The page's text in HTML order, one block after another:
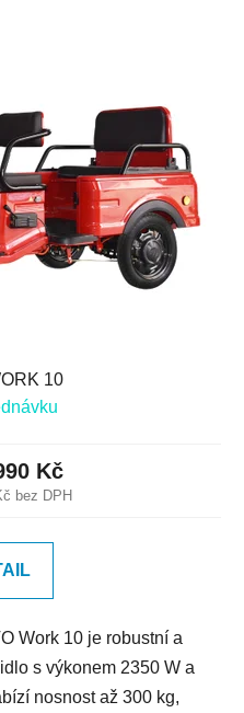
10
bez DPH
Kč
Work 10 je robustní a
s výkonem 2350 W a
nosnost až 300 kg,